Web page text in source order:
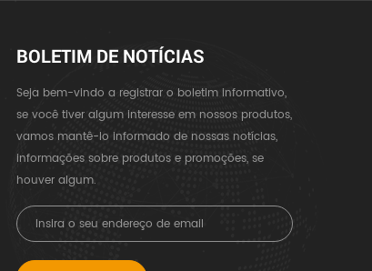
BOLETIM DE NOTÍCIAS
Seja bem-vindo a registrar o boletim informativo,
se você tiver algum interesse em nossos produtos,
vamos mantê-lo informado de nossas notícias,
informações sobre produtos e promoções, se
houver algum.